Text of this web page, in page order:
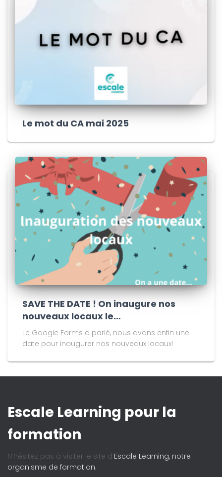
Le mot du CA mai 2025
SAVE THE DATE ! On inaugure nos
nouveaux locaux le…
Le Google Forms a parlé, nous avons enfin une
date pour inaugurer nos nouveaux locaux!
Escale Learning pour la
formation
N’hésitez pas à visiter le site d’Escale Learning, notre
organisme de formation.